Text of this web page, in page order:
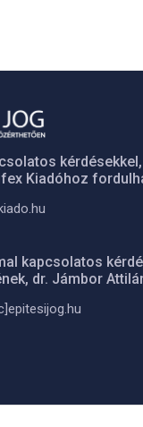
Kiadóhoz
kapcsolatos
dr. Jámbor